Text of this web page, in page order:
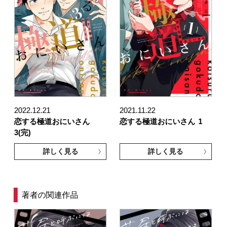
2022.12.21
恋する極道おにいさん
3(完)
詳しく見る
2021.11.22
恋する極道おにいさん 1
詳しく見る
著者の関連作品